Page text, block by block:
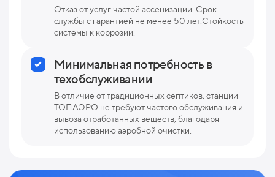
Отказ от услуг частой ассенизации. Срок
службы с гарантией не менее 50 лет.Стойкость
системы к коррозии.
Минимальная потребность в
техобслуживании
В отличие от традиционных септиков, станции
ТОПАЭРО не требуют частого обслуживания и
вывоза отработанных веществ, благодаря
использованию аэробной очистки.